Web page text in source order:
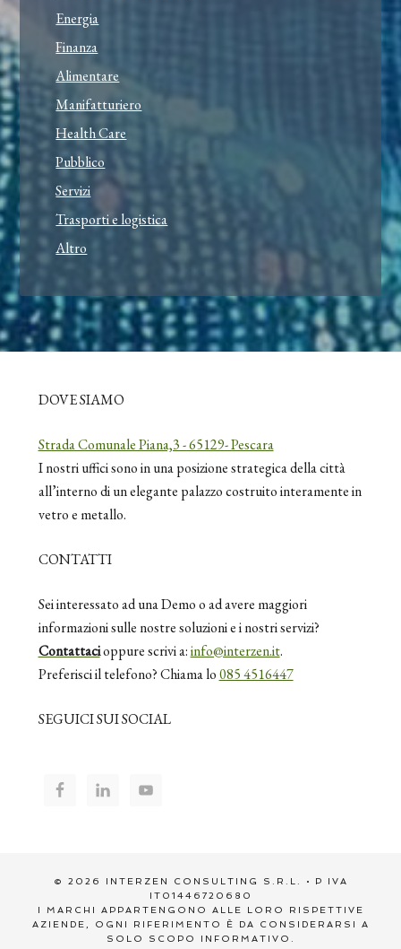
Energia
Finanza
Alimentare
Manifatturiero
Health Care
Pubblico
Servizi
Trasporti e logistica
Altro
DOVE SIAMO
Strada Comunale Piana,3 - 65129- Pescara
I nostri uffici sono in una posizione strategica della città
all’interno di un elegante palazzo costruito interamente in
vetro e metallo.
CONTATTI
Sei interessato ad una Demo o ad avere maggiori
informazioni sulle nostre soluzioni e i nostri servizi?
Contattacioppure scrivi a:info@interzen.it.
Preferisci il telefono? Chiama lo085 4516447
SEGUICI SUI SOCIAL
© 2026 INTERZEN CONSULTING S.R.L. • P IVA
IT01446720680
I MARCHI APPARTENGONO ALLE LORO RISPETTIVE
AZIENDE, OGNI RIFERIMENTO È DA CONSIDERARSI A
SOLO SCOPO INFORMATIVO.